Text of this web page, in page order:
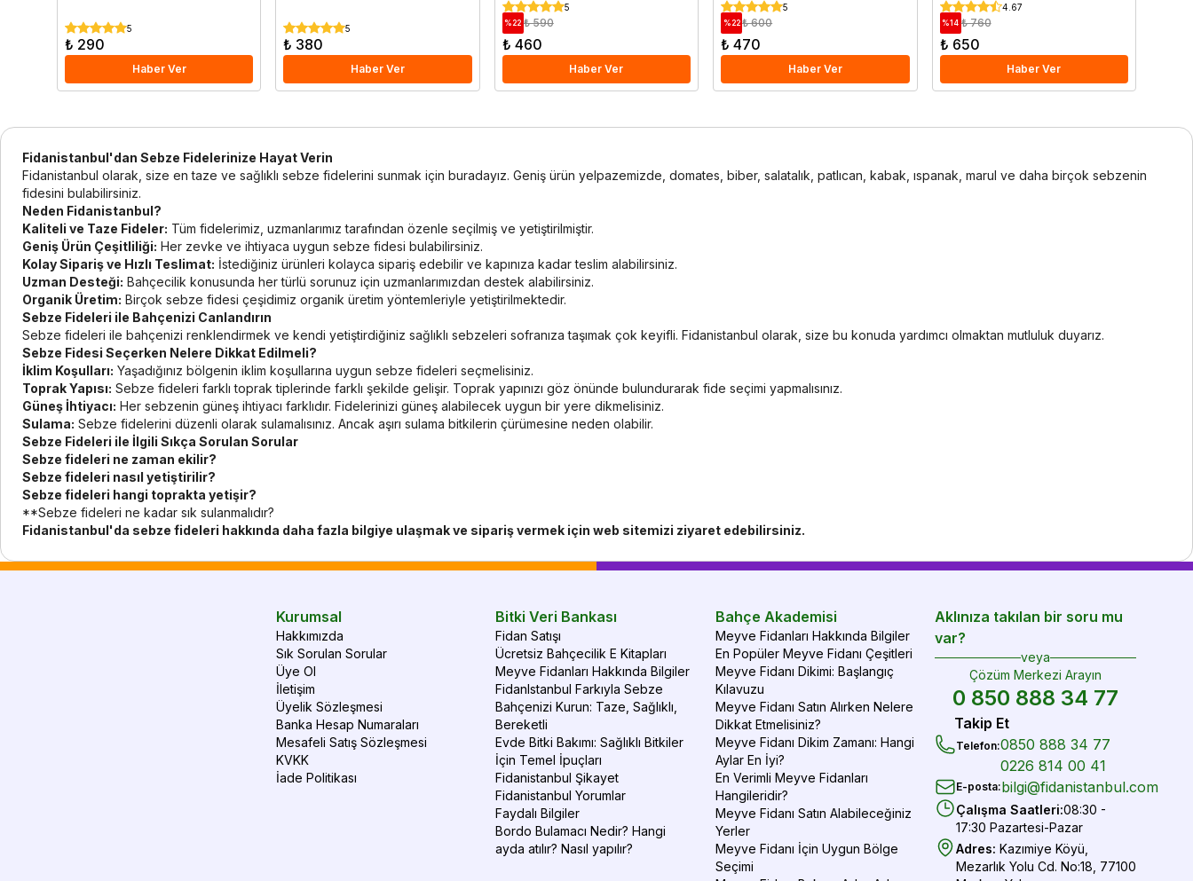
5
₺ 290
Haber Ver
5
₺ 380
Haber Ver
5
%22 ₺ 590
₺ 460
Haber Ver
5
%22 ₺ 600
₺ 470
Haber Ver
4.67
%14 ₺ 760
₺ 650
Haber Ver
Fidanistanbul'dan Sebze Fidelerinize Hayat Verin
Fidanistanbul olarak, size en taze ve sağlıklı sebze fidelerini sunmak için buradayız. Geniş ürün yelpazemizde, domates, biber, salatalık, patlıcan, kabak, ıspanak, marul ve daha birçok sebzenin
fidesini bulabilirsiniz.
Neden Fidanistanbul?
Kaliteli ve Taze Fideler: Tüm fidelerimiz, uzmanlarımız tarafından özenle seçilmiş ve yetiştirilmiştir.
Geniş Ürün Çeşitliliği: Her zevke ve ihtiyaca uygun sebze fidesi bulabilirsiniz.
Kolay Sipariş ve Hızlı Teslimat: İstediğiniz ürünleri kolayca sipariş edebilir ve kapınıza kadar teslim alabilirsiniz.
Uzman Desteği: Bahçecilik konusunda her türlü sorunuz için uzmanlarımızdan destek alabilirsiniz.
Organik Üretim: Birçok sebze fidesi çeşidimiz organik üretim yöntemleriyle yetiştirilmektedir.
Sebze Fideleri ile Bahçenizi Canlandırın
Sebze fideleri ile bahçenizi renklendirmek ve kendi yetiştirdiğiniz sağlıklı sebzeleri sofranıza taşımak çok keyifli. Fidanistanbul olarak, size bu konuda yardımcı olmaktan mutluluk duyarız.
Sebze Fidesi Seçerken Nelere Dikkat Edilmeli?
İklim Koşulları: Yaşadığınız bölgenin iklim koşullarına uygun sebze fideleri seçmelisiniz.
Toprak Yapısı: Sebze fideleri farklı toprak tiplerinde farklı şekilde gelişir. Toprak yapınızı göz önünde bulundurarak fide seçimi yapmalısınız.
Güneş İhtiyacı: Her sebzenin güneş ihtiyacı farklıdır. Fidelerinizi güneş alabilecek uygun bir yere dikmelisiniz.
Sulama: Sebze fidelerini düzenli olarak sulamalısınız. Ancak aşırı sulama bitkilerin çürümesine neden olabilir.
Sebze Fideleri ile İlgili Sıkça Sorulan Sorular
Sebze fideleri ne zaman ekilir?
Sebze fideleri nasıl yetiştirilir?
Sebze fideleri hangi toprakta yetişir?
**Sebze fideleri ne kadar sık sulanmalıdır?
Fidanistanbul'da sebze fideleri hakkında daha fazla bilgiye ulaşmak ve sipariş vermek için web sitemizi ziyaret edebilirsiniz.
Kurumsal
Hakkımızda
Sık Sorulan Sorular
Üye Ol
İletişim
Üyelik Sözleşmesi
Banka Hesap Numaraları
Mesafeli Satış Sözleşmesi
KVKK
İade Politikası
Bitki Veri Bankası
Fidan Satışı
Ücretsiz Bahçecilik E Kitapları
Meyve Fidanları Hakkında Bilgiler
FidanIstanbul Farkıyla Sebze
Bahçenizi Kurun: Taze, Sağlıklı,
Bereketli
Evde Bitki Bakımı: Sağlıklı Bitkiler
İçin Temel İpuçları
Fidanistanbul Şikayet
Fidanistanbul Yorumlar
Faydalı Bilgiler
Bordo Bulamacı Nedir? Hangi
ayda atılır? Nasıl yapılır?
Bahçe Akademisi
Meyve Fidanları Hakkında Bilgiler
En Popüler Meyve Fidanı Çeşitleri
Meyve Fidanı Dikimi: Başlangıç
Kılavuzu
Meyve Fidanı Satın Alırken Nelere
Dikkat Etmelisiniz?
Meyve Fidanı Dikim Zamanı: Hangi
Aylar En İyi?
En Verimli Meyve Fidanları
Hangileridir?
Meyve Fidanı Satın Alabileceğiniz
Yerler
Meyve Fidanı İçin Uygun Bölge
Seçimi
Aklınıza takılan bir soru mu
var?
veya
Çözüm Merkezi Arayın
0 850 888 34 77
Takip Et
Telefon:0850 888 34 77
0226 814 00 41
E-posta:bilgi@fidanistanbul.com
Çalışma Saatleri:08:30 -
17:30 Pazartesi-Pazar
Adres: Kazımiye Köyü,
Mezarlık Yolu Cd. No:18, 77100